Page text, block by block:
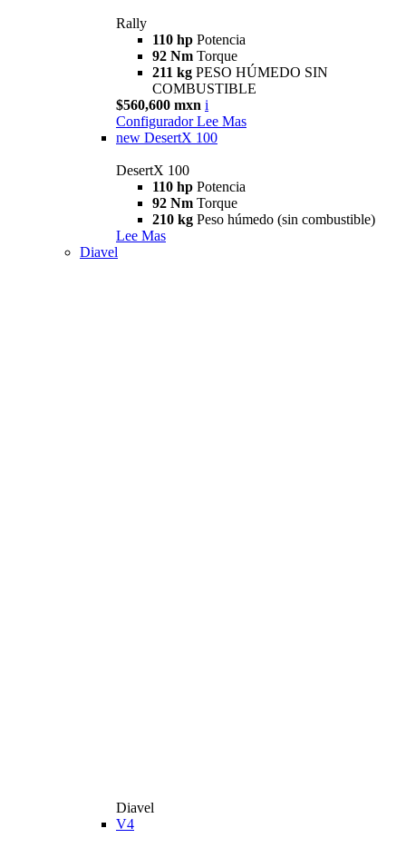
Rally
110 hp Potencia
92 Nm Torque
211 kg PESO HÚMEDO SIN
COMBUSTIBLE
$560,600 mxn i
Configurador Lee Mas
new DesertX 100
DesertX 100
110 hp Potencia
92 Nm Torque
210 kg Peso húmedo (sin combustible)
Lee Mas
Diavel
Diavel
V4